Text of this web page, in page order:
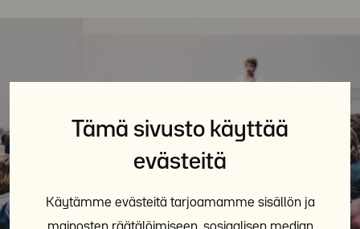
Tämä sivusto käyttää
evästeitä
Käytämme evästeitä tarjoamamme sisällön ja
mainosten räätälöimiseen, sosiaalisen median